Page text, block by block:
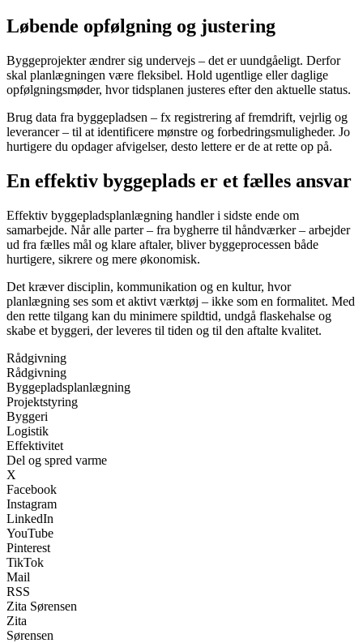
Løbende opfølgning og justering
Byggeprojekter ændrer sig undervejs – det er uundgåeligt. Derfor
skal planlægningen være fleksibel. Hold ugentlige eller daglige
opfølgningsmøder, hvor tidsplanen justeres efter den aktuelle status.
Brug data fra byggepladsen – fx registrering af fremdrift, vejrlig og
leverancer – til at identificere mønstre og forbedringsmuligheder. Jo
hurtigere du opdager afvigelser, desto lettere er de at rette op på.
En effektiv byggeplads er et fælles ansvar
Effektiv byggepladsplanlægning handler i sidste ende om
samarbejde. Når alle parter – fra bygherre til håndværker – arbejder
ud fra fælles mål og klare aftaler, bliver byggeprocessen både
hurtigere, sikrere og mere økonomisk.
Det kræver disciplin, kommunikation og en kultur, hvor
planlægning ses som et aktivt værktøj – ikke som en formalitet. Med
den rette tilgang kan du minimere spildtid, undgå flaskehalse og
skabe et byggeri, der leveres til tiden og til den aftalte kvalitet.
Rådgivning
Rådgivning
Byggepladsplanlægning
Projektstyring
Byggeri
Logistik
Effektivitet
Del og spred varme
X
Facebook
Instagram
LinkedIn
YouTube
Pinterest
TikTok
Mail
RSS
Zita Sørensen
Zita
Sørensen